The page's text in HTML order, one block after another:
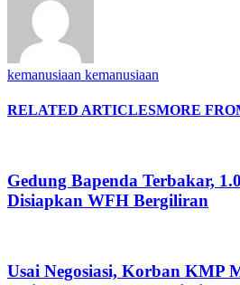
kemanusiaan kemanusiaan
RELATED ARTICLESMORE
Gedung Bapenda Terbakar,
Disiapkan WFH Bergiliran
Usai Negosiasi, Korban KMP